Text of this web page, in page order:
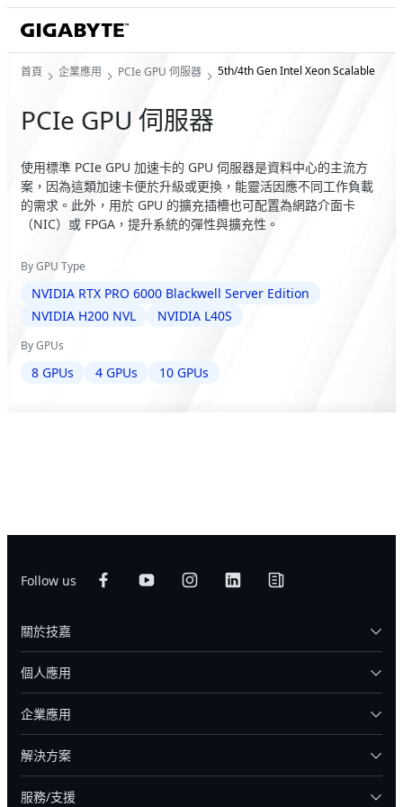
首頁 企業應用 PCIe GPU 伺服器 5th/4th Gen Intel Xeon Scalable
PCIe GPU 伺服器
使用標準 PCIe GPU 加速卡的 GPU 伺服器是資料中心的主流方
案，因為這類加速卡便於升級或更換，能靈活因應不同工作負載
的需求。此外，用於 GPU 的擴充插槽也可配置為網路介面卡
（NIC）或 FPGA，提升系統的彈性與擴充性。
By GPU Type
NVIDIA RTX PRO 6000 Blackwell Server Edition
NVIDIA H200 NVL
NVIDIA L40S
By GPUs
8 GPUs 4 GPUs 10 GPUs
Follow us
關於技嘉
個人應用
企業應用
解決方案
服務/支援